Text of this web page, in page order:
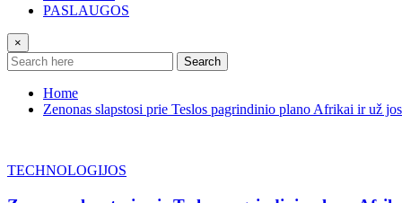
PASLAUGOS
×
Search
Home
Zenonas slapstosi prie Teslos pagrindinio plano Afrikai ir už
TECHNOLOGIJOS